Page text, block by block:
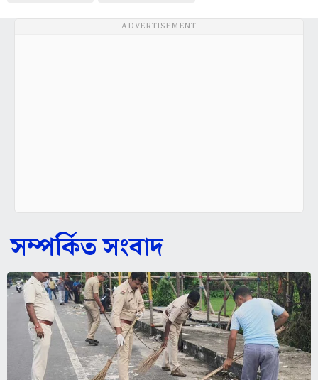
ADVERTISEMENT
সম্পর্কিত সংবাদ